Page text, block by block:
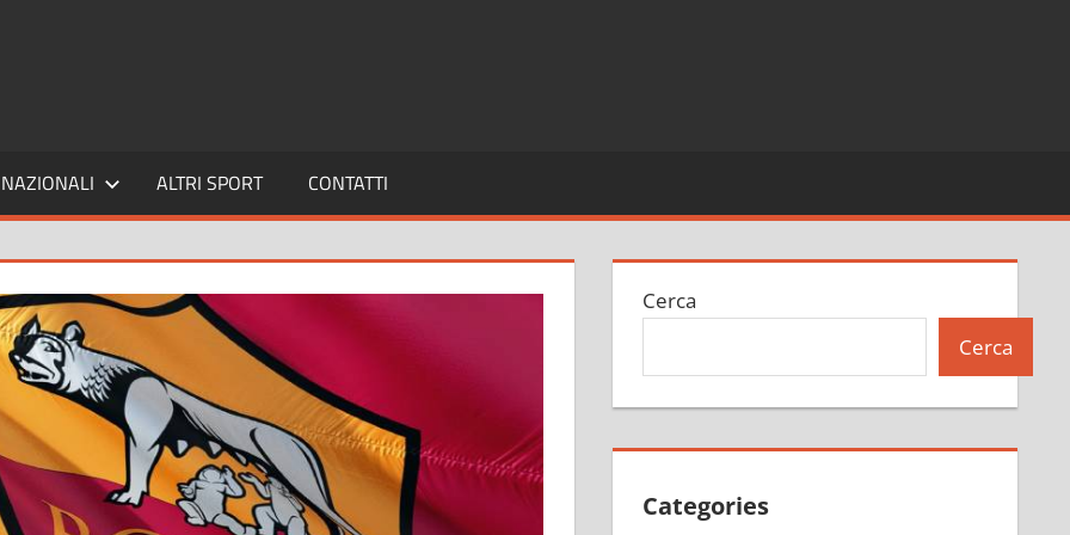
NAZIONALI ALTRI SPORT CONTATTI
Cerca
Cerca
Categories